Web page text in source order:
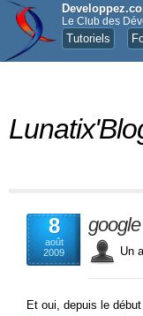
Le Club des
Tutoriels
8
août
2009
Un
Et oui, depuis le